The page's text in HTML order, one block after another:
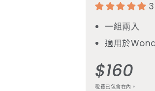
3
一組兩入
適用於
定
價
$160
稅費已包含在內。